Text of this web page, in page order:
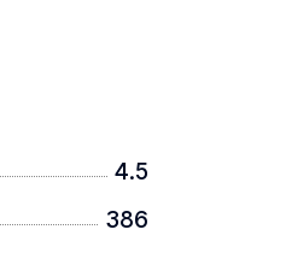
4.5
386